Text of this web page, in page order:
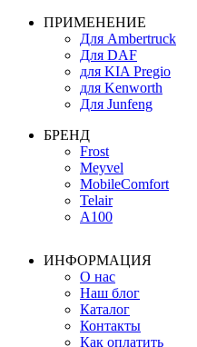
ПРИМЕНЕНИЕ
Для Ambertruck
Для DAF
для KIA Pregio
для Kenworth
Для Junfeng
БРЕНД
Frost
Meyvel
MobileComfort
Telair
А100
ИНФОРМАЦИЯ
О нас
Наш блог
Каталог
Контакты
Как оплатить